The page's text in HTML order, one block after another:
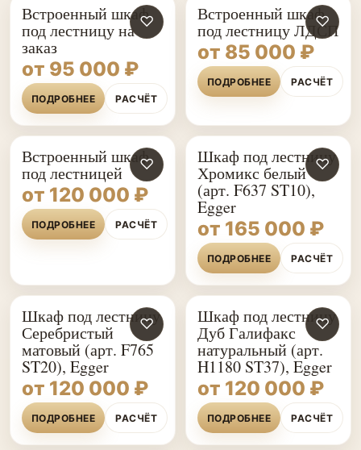
♡
Встроенный шкаф
под лестницу на
заказ
от 95 000 ₽
ПОДРОБНЕЕ РАСЧЁТ
♡
Встроенный шкаф
под лестницу ЛДСП
от 85 000 ₽
ПОДРОБНЕЕ РАСЧЁТ
♡
Встроенный шкаф
под лестницей
от 120 000 ₽
ПОДРОБНЕЕ РАСЧЁТ
♡
Шкаф под лестницу
Хромикс белый
(арт. F637 ST10),
Egger
от 165 000 ₽
ПОДРОБНЕЕ РАСЧЁТ
♡
Шкаф под лестницу
Серебристый
матовый (арт. F765
ST20), Egger
от 120 000 ₽
ПОДРОБНЕЕ РАСЧЁТ
♡
Шкаф под лестницу
Дуб Галифакс
натуральный (арт.
H1180 ST37), Egger
от 120 000 ₽
ПОДРОБНЕЕ РАСЧЁТ